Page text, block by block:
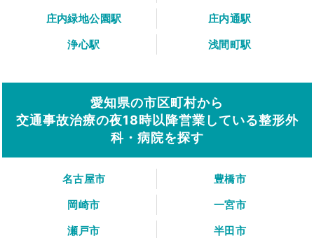
庄内緑地公園駅
庄内通駅
浄心駅
浅間町駅
愛知県の市区町村から
交通事故治療の夜18時以降営業している整形外
科・病院を探す
名古屋市
豊橋市
岡崎市
一宮市
瀬戸市
半田市